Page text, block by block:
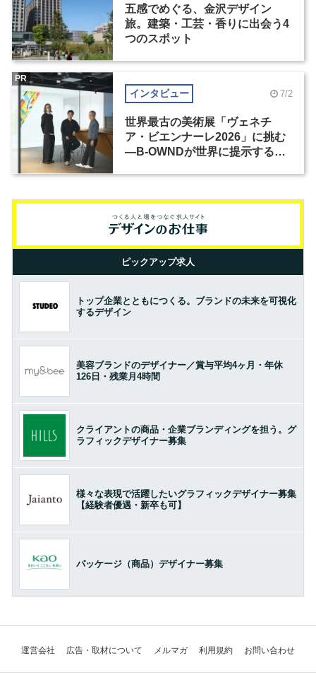
五感でめぐる、金沢デザイン
旅。建築・工芸・香りに出会う4
つのスポット
インタビュー 7/2
世界最古の美術展「ヴェネチ
ア・ビエンナーレ2026」に挑む
―B-OWNDが世界に提示する美
PR
ピックアップ求人
トップ企業とともにつくる。ブランドの未来を可視化
するデザイン
美容ブランドのデザイナー／賞与平均4ヶ月・年休
126日・残業月4時間
クライアントの商品・企業ブランディングを担う。グ
ラフィックデザイナー募集
様々な表現で活躍したいグラフィックデザイナー募集
【経験者優遇・新卒も可】
パッケージ（商品）デザイナー募集
運営会社 広告・取材について メルマガ 利用規約 お問い合わせ